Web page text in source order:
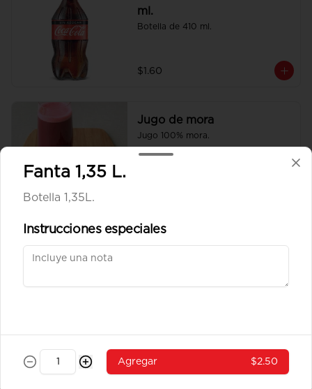
ml.
Botella de 410 ml.
$1.60
Jugo de mora
Jugo 100% mora.
Sprite 500 ml.
Fanta 1,35 L.
Botella 1,35L.
Instrucciones especiales
Agregar $2.50